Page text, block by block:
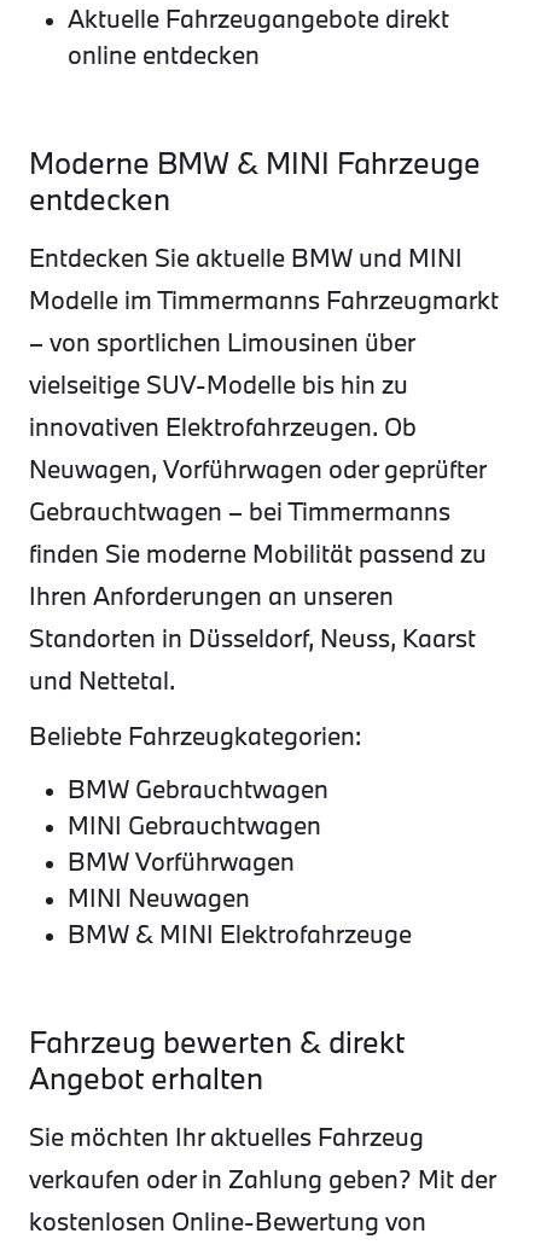
Aktuelle Fahrzeugangebote direkt
online entdecken
Moderne BMW & MINI Fahrzeuge
entdecken
Entdecken Sie aktuelle BMW und MINI
Modelle im Timmermanns Fahrzeugmarkt
– von sportlichen Limousinen über
vielseitige SUV-Modelle bis hin zu
innovativen Elektrofahrzeugen. Ob
Neuwagen, Vorführwagen oder geprüfter
Gebrauchtwagen – bei Timmermanns
finden Sie moderne Mobilität passend zu
Ihren Anforderungen an unseren
Standorten in Düsseldorf, Neuss, Kaarst
und Nettetal.
Beliebte Fahrzeugkategorien:
BMW Gebrauchtwagen
MINI Gebrauchtwagen
BMW Vorführwagen
MINI Neuwagen
BMW & MINI Elektrofahrzeuge
Fahrzeug bewerten & direkt
Angebot erhalten
Sie möchten Ihr aktuelles Fahrzeug
verkaufen oder in Zahlung geben? Mit der
kostenlosen Online-Bewertung von